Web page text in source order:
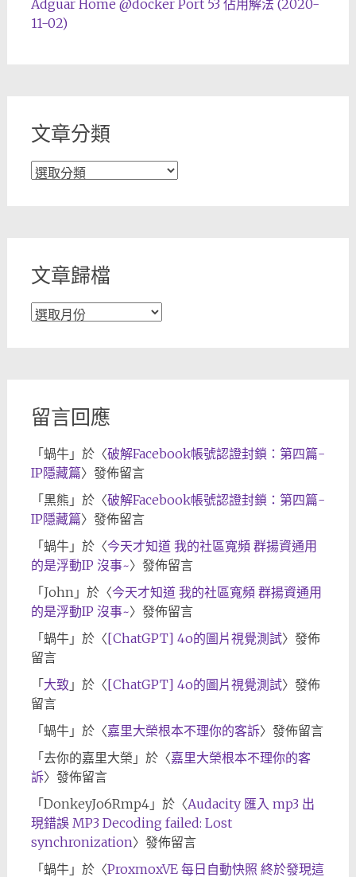
Adguar Home @docker Port 53 佔用解法 (2020-
11-02)
文章分類
文
文章歸檔
文
留言回應
「 蝸牛」於〈破解Facebook帳號認證封鎖：第四篇-
IP隱藏篇〉發佈留言
「 黑熊 」於〈破解Facebook帳號認證封鎖：第四篇-
IP隱藏篇〉發佈留言
「 蝸牛」於〈今天才知道 我的社區寬頻 群揚資通用
的是浮動IP 沒事~〉發佈留言
「 John」於〈今天才知道 我的社區寬頻 群揚資通用
的是浮動IP 沒事~〉發佈留言
「 蝸牛」於〈[ChatGPT] 4o的圖片視覺測試〉發佈
留言
「 大致 」於〈[ChatGPT] 4o的圖片視覺測試〉發佈
留言
「 蝸牛」於〈嘉里大榮根本不理你的客訴〉發佈留言
「 去你的嘉里大榮 」於〈嘉里大榮根本不理你的客
訴〉發佈留言
「 DonkeyJo6Rmp4」於〈Audacity 匯入 mp3 出
現錯誤 MP3 Decoding failed: Lost
synchronization〉發佈留言
「 蝸牛」於〈ProxmoxVE 每日自動快照 終於發現這